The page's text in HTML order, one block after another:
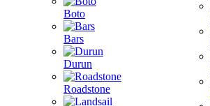
Boto
Bars
Durun
Roadstone